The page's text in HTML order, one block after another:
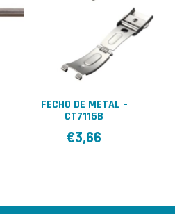
FECHO DE METAL –
CT7115B
€3,66